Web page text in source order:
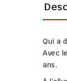
Qui a
Avec
ans.